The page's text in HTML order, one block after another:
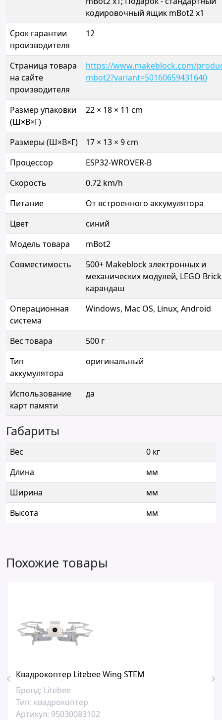
кодировочный ящик mBot2 x1
Срок гарантии
производителя
12
Страница товара
на сайте
производителя
https://www.makeblock.com/
mbot2?variant=50160659431640
Размер упаковки
(Ш×В×Г)
22 × 18 × 11 cm
Размеры (Ш×В×Г)
17 × 13 × 9 cm
Процессор
ESP32-WROVER-B
Скорость
0.72 km/h
Питание
От встроенного аккумулятора
Цвет
синий
Модель товара
mBot2
Совместимость
500+ Makeblock электронных и
механических модулей, LEGO
карандаш
Операционная
система
Windows, Mac OS, Linux, Android
Вес товара
500 г
Тип
аккумулятора
оригинальный
Использование
карт памяти
да
Габариты
Вес
0 кг
Длина
мм
Ширина
мм
Высота
мм
Похожие товары
Квадрокоптер Litebee Wing STEM
Бренд: Litebee
Тип: квадрокоптер
Артикул: 95030083102